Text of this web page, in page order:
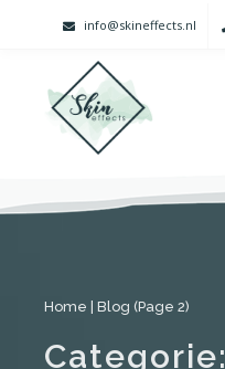
info@skineffects.nl
Home Blog (Page 2)
Categorie: